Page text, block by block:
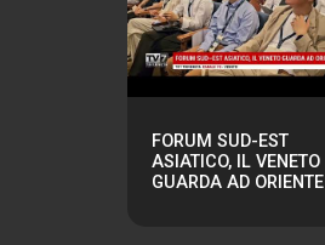
FORUM SUD-EST
ASIATICO, IL VENETO
GUARDA AD ORIENTE